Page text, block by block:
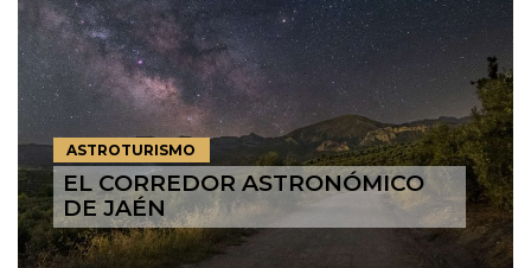
ASTROTURISMO
EL CORREDOR ASTRONÓMICO
DE JAÉN